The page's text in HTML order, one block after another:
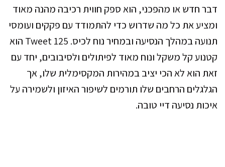
דבר חדש או מהפכני, הוא ספק חווית רכיבה מהנה מאוד
ומציע את כל מה שדרוש כדי להתמודד עם פקקים ועומסי
תנועה במהלך הנסיעה ובמחיר נוח לכיס. Tweet 125 הוא
קטנוע קל משקל ונוח מאוד לפיתולים ולסיבובים, יחד עם
זאת הוא לא הכי יציב במהירות המקסימלית שלו, אך
הגלגלים הרחבים שלו תורמים לשיפור האיזון ולשמירה על
איכות נסיעה דיי טובה.